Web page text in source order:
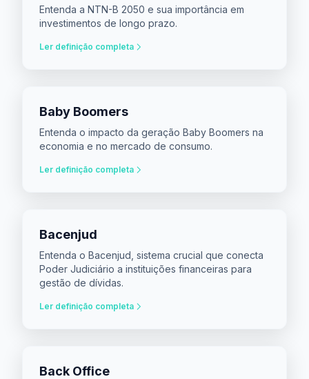
Entenda a NTN-B 2050 e sua importância em
investimentos de longo prazo.
Ler definição completa
Baby Boomers
Entenda o impacto da geração Baby Boomers na
economia e no mercado de consumo.
Ler definição completa
Bacenjud
Entenda o Bacenjud, sistema crucial que conecta
Poder Judiciário a instituições financeiras para
gestão de dívidas.
Ler definição completa
Back Office